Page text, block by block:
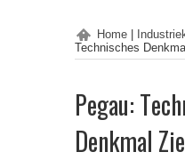
Home
Technisches
Pegau:
Denkmal